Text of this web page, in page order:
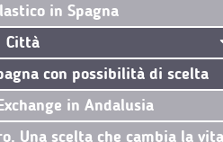
in Spagna
Città
con possibilità di scelta
in Andalusia
Una scelta che cambia la vita